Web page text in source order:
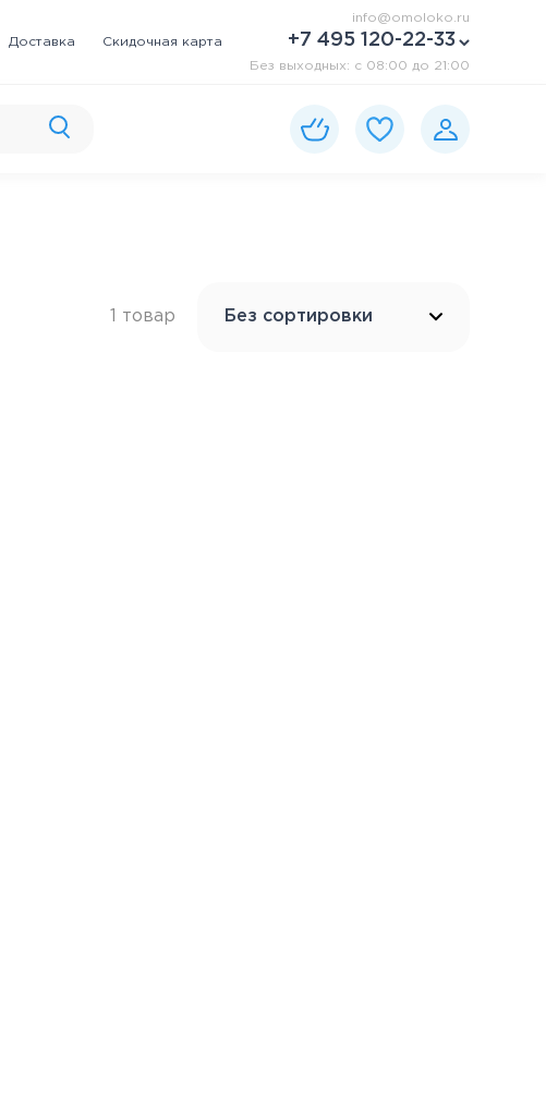
Доставка Скидочная карта
info@omoloko.ru
+7 495 120-22-33
Без выходных: c 08:00 до 21:00
1 товар Без сортировки